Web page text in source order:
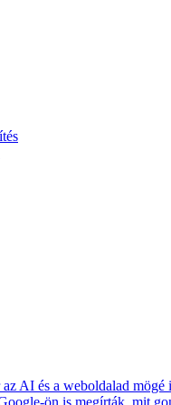
AI és a weboldalad mögé